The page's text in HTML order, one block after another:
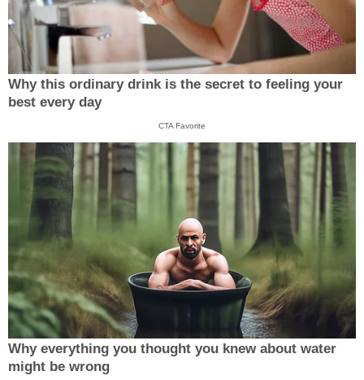
Why this ordinary drink is the secret to feeling your
best every day
CTA Favorite
Why everything you thought you knew about water
might be wrong